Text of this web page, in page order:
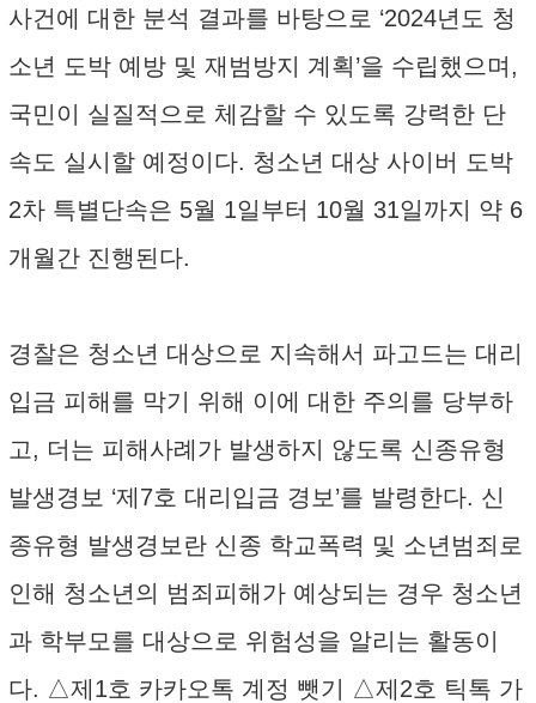
사건에 대한 분석 결과를 바탕으로 ‘2024년도 청
소년 도박 예방 및 재범방지 계획’을 수립했으며,
국민이 실질적으로 체감할 수 있도록 강력한 단
속도 실시할 예정이다. 청소년 대상 사이버 도박
2차 특별단속은 5월 1일부터 10월 31일까지 약 6
개월간 진행된다.
경찰은 청소년 대상으로 지속해서 파고드는 대리
입금 피해를 막기 위해 이에 대한 주의를 당부하
고, 더는 피해사례가 발생하지 않도록 신종유형
발생경보 ‘제7호 대리입금 경보’를 발령한다. 신
종유형 발생경보란 신종 학교폭력 및 소년범죄로
인해 청소년의 범죄피해가 예상되는 경우 청소년
과 학부모를 대상으로 위험성을 알리는 활동이
다. △제1호 카카오톡 계정 뺏기 △제2호 틱톡 가